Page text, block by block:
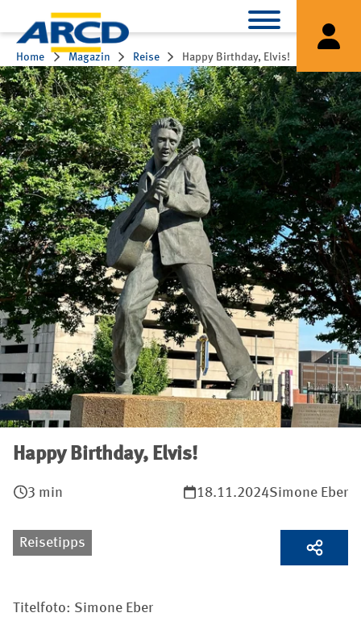
Home Magazin Reise Happy Birthday, Elvis!
Happy Birthday, Elvis!
3 min 18.11.2024Simone Eber
Reisetipps
Titelfoto: Simone Eber